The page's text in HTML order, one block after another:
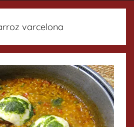
varcelona